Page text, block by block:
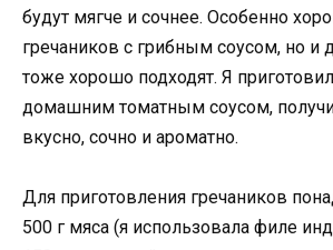
будут мягче и сочнее. Особенно
гречаников с грибным соусом, но и
тоже хорошо подходят. Я
домашним томатным соусом,
вкусно, сочно и ароматно.
Для приготовления гречаников
500 г мяса (я использовала филе